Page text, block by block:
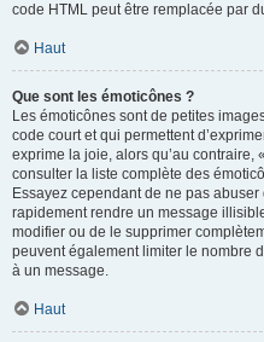
code HTML peut être remplacée par
Haut
Que sont les émoticônes ?
Les émoticônes sont de petites
code court et qui permettent
exprime la joie, alors qu’au contraire,
consulter la liste complète des
Essayez cependant de ne pas
rapidement rendre un message
modifier ou de le supprimer
peuvent également limiter le nombre
à un message.
Haut